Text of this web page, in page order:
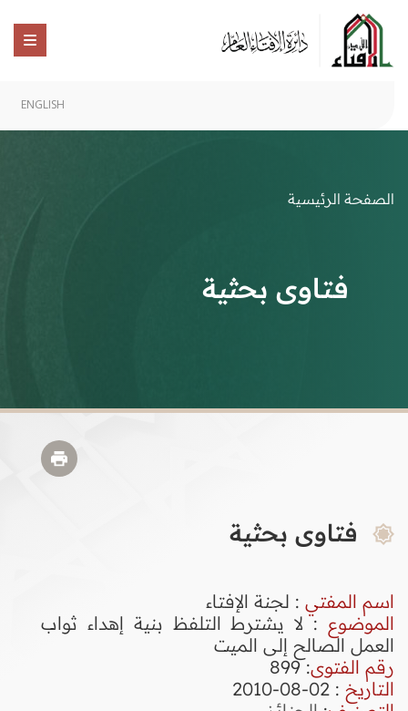
ENGLISH
الصفحة الرئيسية
فتاوى بحثية
فتاوى بحثية
اسم المفتي : لجنة الإفتاء
الموضوع : لا يشترط التلفظ بنية إهداء ثواب
العمل الصالح إلى الميت
رقم الفتوى:
899
التاريخ : 02-08-2010